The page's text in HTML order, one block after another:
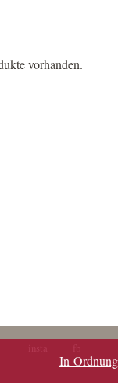
vorhanden.
Navigation
insta fb
In Ordnung